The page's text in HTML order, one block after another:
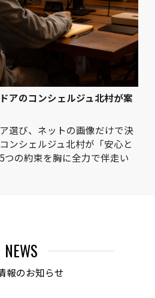
アのコンシェルジュ北村が案
選び、ネットの画像だけで決
ンシェルジュ北村が「安心と
の約束を胸に全力で伴走い
NEWS
報のお知らせ